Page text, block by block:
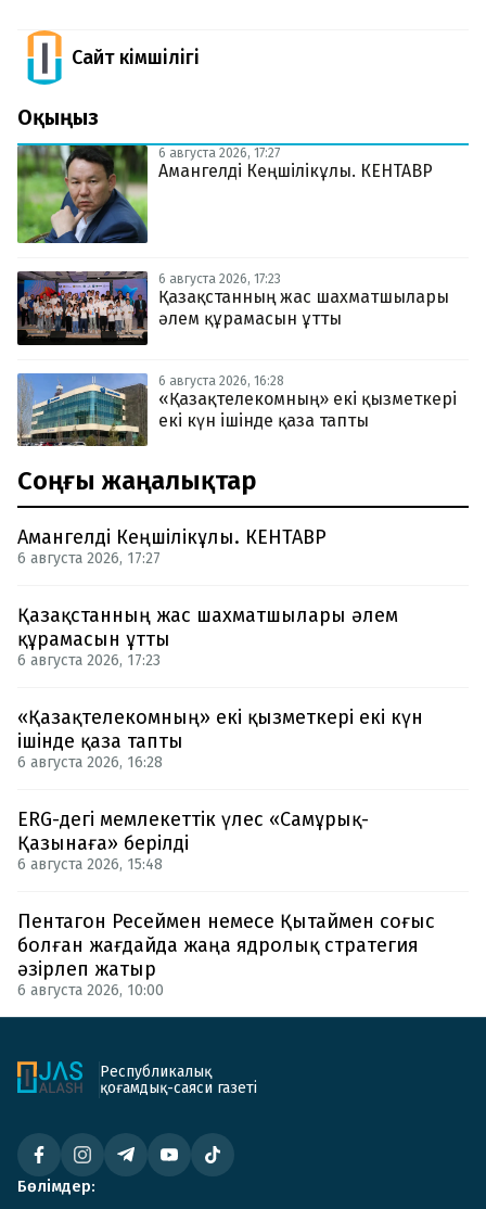
Сайт Әкімшілігі
Оқыңыз
6 августа 2026, 17:27
Амангелді Кеңшілікұлы. КЕНТАВР
6 августа 2026, 17:23
Қазақстанның жас шахматшылары
әлем құрамасын ұтты
6 августа 2026, 16:28
«Қазақтелекомның» екі қызметкері
екі күн ішінде қаза тапты
Соңғы жаңалықтар
Амангелді Кеңшілікұлы. КЕНТАВР
6 августа 2026, 17:27
Қазақстанның жас шахматшылары әлем
құрамасын ұтты
6 августа 2026, 17:23
«Қазақтелекомның» екі қызметкері екі күн
ішінде қаза тапты
6 августа 2026, 16:28
ERG-дегі мемлекеттік үлес «Самұрық-
Қазынаға» берілді
6 августа 2026, 15:48
Пентагон Ресеймен немесе Қытаймен соғыс
болған жағдайда жаңа ядролық стратегия
әзірлеп жатыр
6 августа 2026, 10:00
Республикалық
қоғамдық-саяси газеті
Бөлімдер: